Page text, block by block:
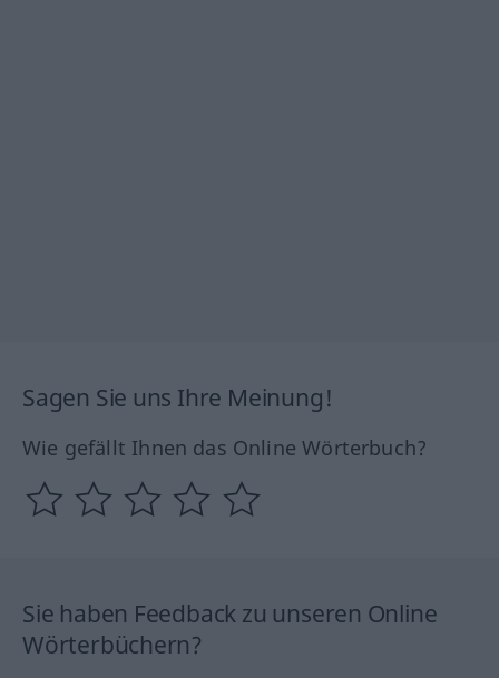
Sagen Sie uns Ihre Meinung!
Wie gefällt Ihnen das Online Wörterbuch?
Sie haben Feedback zu unseren Online
Wörterbüchern?